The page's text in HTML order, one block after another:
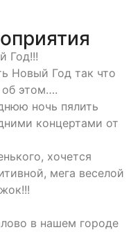
Год!!!
Новый Год так что
об этом….
ночь пялить
концертами от
хочется
мега веселой
в нашем городе